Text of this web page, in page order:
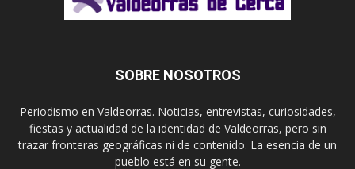
SOBRE NOSOTROS
Periodismo en Valdeorras. Noticias, entrevistas, curiosidades,
fiestas y actualidad de la identidad de Valdeorras, pero sin
trazar fronteras geográficas ni de contenido. La esencia de un
pueblo está en su gente.